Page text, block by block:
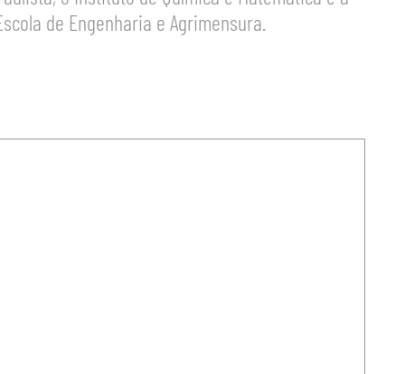
de Engenharia e Agrimensura.